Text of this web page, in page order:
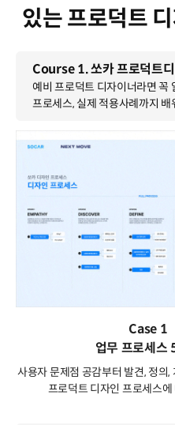
있는 프로덕트
Course 1. 쏘카 프로덕트
예비 프로덕트 디자이너라면 꼭
프로세스, 실제 적용사례까지 배
Case 1
업무 프로세스
사용자 문제점 공감부터 발견, 정의,
프로덕트 디자인 프로세스